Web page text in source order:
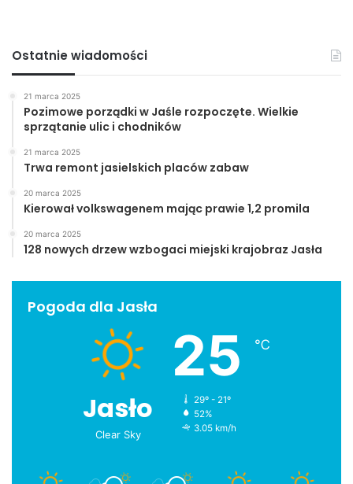
Ostatnie wiadomości
21 marca 2025
Pozimowe porządki w Jaśle rozpoczęte. Wielkie
sprzątanie ulic i chodników
21 marca 2025
Trwa remont jasielskich placów zabaw
20 marca 2025
Kierował volkswagenem mając prawie 1,2 promila
20 marca 2025
128 nowych drzew wzbogaci miejski krajobraz Jasła
Pogoda dla Jasła
Jasło
Clear Sky
25 ℃
29º - 21º
52%
3.05 km/h